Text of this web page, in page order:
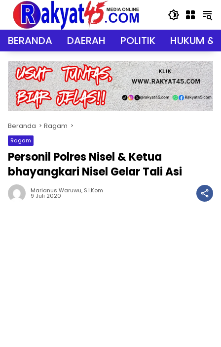
Langsung
konten
BERANDA DAERAH POLITIK HUKUM &
Beranda Ragam
Ragam
Personil Polres Nisel & Ketua
bhayangkari Nisel Gelar Tali Asi
Marianus Waruwu, S.I.Kom
9 Juli 2020